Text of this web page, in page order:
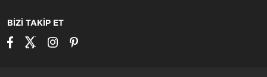
BİZİ TAKİP ET